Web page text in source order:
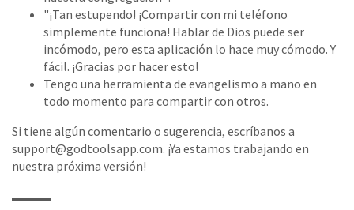
"¡Tan estupendo! ¡Compartir con mi teléfono
simplemente funciona! Hablar de Dios puede ser
incómodo, pero esta aplicación lo hace muy cómodo. Y
fácil. ¡Gracias por hacer esto!
Tengo una herramienta de evangelismo a mano en
todo momento para compartir con otros.
Si tiene algún comentario o sugerencia, escríbanos a
support@godtoolsapp.com. ¡Ya estamos trabajando en
nuestra próxima versión!